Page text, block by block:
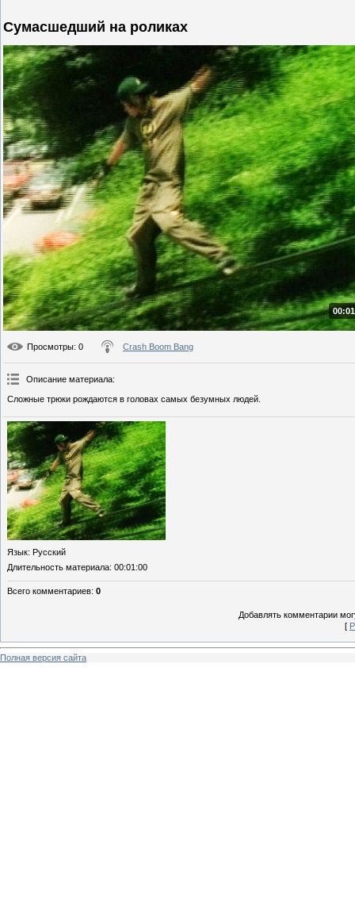
Сумасшедший на роликах
Просмотры: 0 Crash Boom Bang
Описание материала:
Сложные трюки рождаются в головах самых безумных людей.
Язык: Русский
Длительность материала: 00:01:00
Всего комментариев: 0
Добавлять комментарии
[
Полная версия сайта